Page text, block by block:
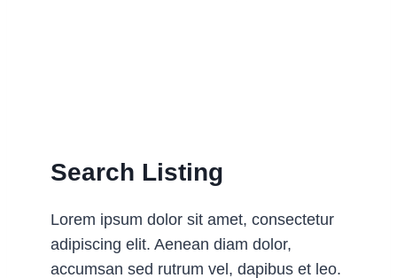
Search Listing
Lorem ipsum dolor sit amet, consectetur
adipiscing elit. Aenean diam dolor,
accumsan sed rutrum vel, dapibus et leo.